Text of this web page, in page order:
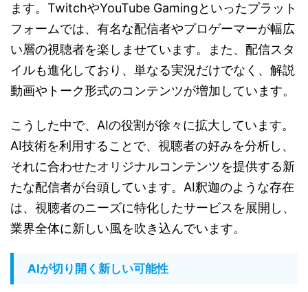
ます。TwitchやYouTube Gamingといったプラット
フォームでは、有名な配信者やプロゲーマーが幅広
い層の視聴者を楽しませています。また、配信スタ
イルも進化しており、単なる実況だけでなく、解説
動画やトーク形式のコンテンツが増加しています。
こうした中で、AIの役割が徐々に拡大しています。
AI技術を利用することで、視聴者の好みを分析し、
それに合わせたオリジナルコンテンツを提供する新
たな配信者が台頭しています。AI釈迦のような存在
は、視聴者のニーズに特化したサービスを展開し、
業界全体に新しい風を吹き込んでいます。
AIが切り開く新しい可能性